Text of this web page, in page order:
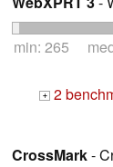
min: 265
+ 2
CrossMark-